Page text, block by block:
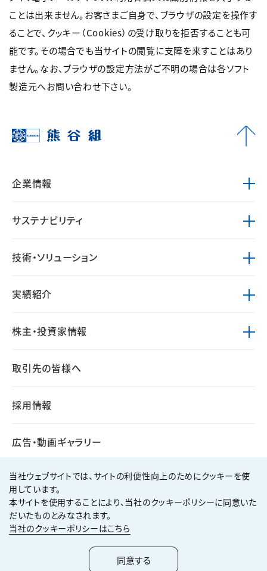
ことは出来ません。お客さまご自身で、ブラウザの設定を操作す
ることで、クッキー（Cookies）の受け取りを拒否することも可
能です。その場合でも当サイトの閲覧に支障を来すことはあり
ません。なお、ブラウザの設定方法がご不明の場合は各ソフト
製造元へお問い合わせ下さい。
企業情報
サステナビリティ
技術・ソリューション
実績紹介
株主・投資家情報
取引先の皆様へ
採用情報
広告・動画ギャラリー
個人情報保護方針
サイト利用規約
サイトマップ
2026KUMAGAI GUMI CO.,LTD All Rights Reserved.
当社ウェブサイトでは、サイトの利便性向上のためにクッキーを使
用しています。
本サイトを使用することにより、当社のクッキーポリシーに同意いた
だいたものとみなされます。
当社のクッキーポリシーはこちら
同意する